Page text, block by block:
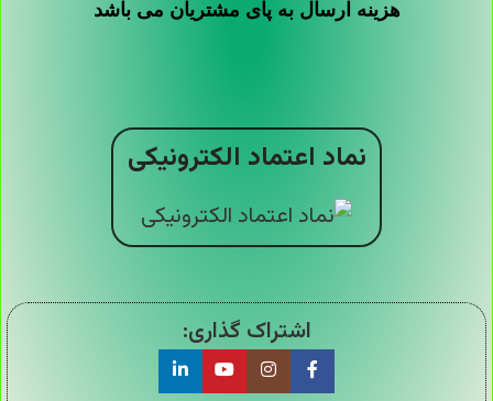
هزینه ارسال به پای مشتریان می باشد
نماد اعتماد الکترونیکی
اشتراک گذاری: